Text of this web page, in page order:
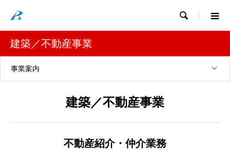

建築／不動産事業
事業案内
建築／不動産事業
不動産紹介・仲介業務